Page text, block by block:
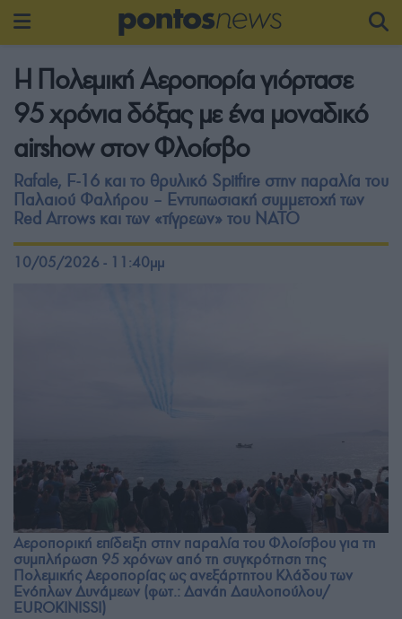
Η Πολεμική Αεροπορία γιόρτασε
95 χρόνια δόξας με ένα μοναδικό
airshow στον Φλοίσβο
Rafale, F-16 και το θρυλικό Spitfire στην παραλία του
Παλαιού Φαλήρου – Εντυπωσιακή συμμετοχή των
Red Arrows και των «τίγρεων» του ΝΑΤΟ
10/05/2026 - 11:40μμ
Αεροπορική επίδειξη στην παραλία του Φλοίσβου για τη
συμπλήρωση 95 χρόνων από τη συγκρότηση της
Πολεμικής Αεροπορίας ως ανεξάρτητου Κλάδου των
Ενόπλων Δυνάμεων (φωτ.: Δανάη Δαυλοπούλου/
EUROKINISSI)